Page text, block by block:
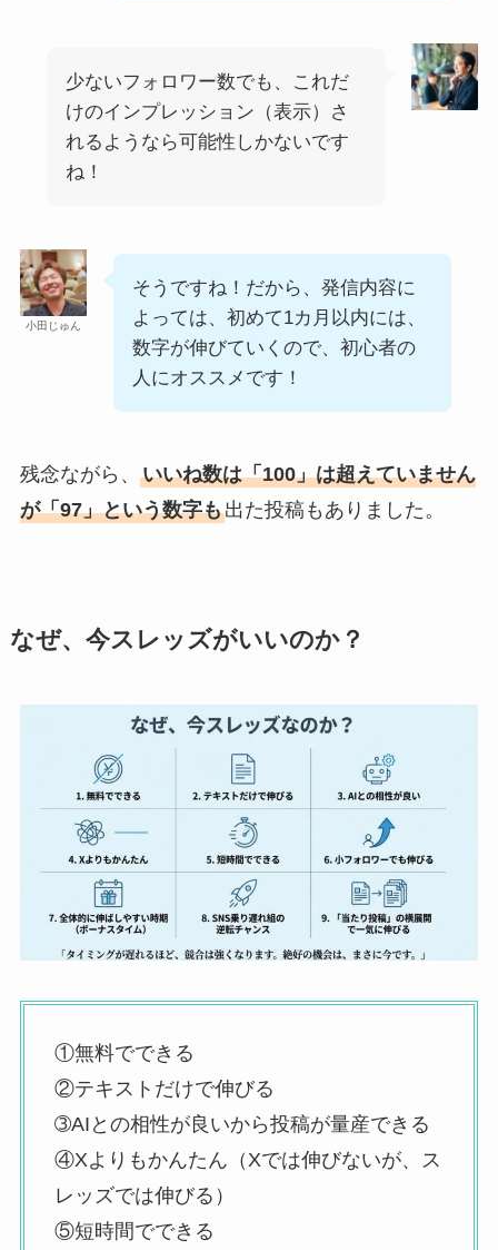
少ないフォロワー数でも、これだ
けのインプレッション（表示）さ
れるようなら可能性しかないです
ね！
小田じゅん
そうですね！だから、発信内容に
よっては、初めて1カ月以内には、
数字が伸びていくので、初心者の
人にオススメです！
残念ながら、 いいね数は「100」は超えていません
が「97」という数字も出た投稿もありました。
なぜ、今スレッズがいいのか？
①無料でできる
②テキストだけで伸びる
➂AIとの相性が良いから投稿が量産できる
④Xよりもかんたん（Xでは伸びないが、ス
レッズでは伸びる）
⑤短時間でできる